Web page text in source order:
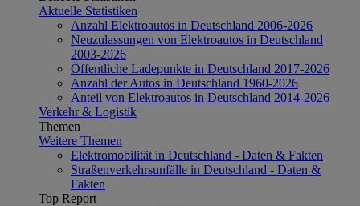
Aktuelle Statistiken
Anzahl Elektroautos in Deutschland 2006-2026
Neuzulassungen von Elektroautos in Deutschland
2003-2026
Öffentliche Ladepunkte in Deutschland 2017-2026
Anzahl der Autos in Deutschland 1960-2026
Anteil von Elektroautos in Deutschland 2014-2026
Verkehr & Logistik
Themen
Weitere Themen
Elektromobilität in Deutschland - Daten & Fakten
Straßenverkehrsunfälle in Deutschland - Daten &
Fakten
Top Report